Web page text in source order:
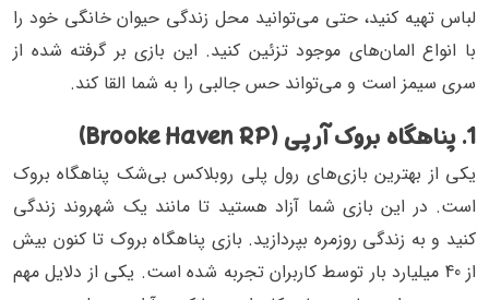
لباس تهیه کنید، حتی می‌توانید محل زندگی حیوان خانگی خود را
با انواع المان‌های موجود تزئین کنید. این بازی بر گرفته شده از
سری سیمز است و می‌تواند حس جالبی را به شما القا کند.
1. پناهگاه بروک آر پی (Brooke Haven RP)
یکی از بهترین بازی‌های رول پلی روبلاکس بی‌شک پناهگاه بروک
است. در این بازی‌ شما آزاد هستید تا مانند یک شهروند زندگی
کنید و به زندگی روزمره بپردازید. بازی پناهگاه بروک تا کنون بیش
از 40 میلیارد بار توسط کاربران تجربه شده است. یکی از دلایل مهم